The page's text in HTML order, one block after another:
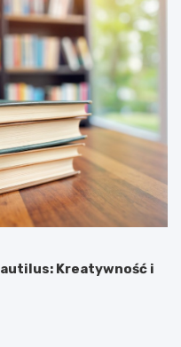
Kreatywność i